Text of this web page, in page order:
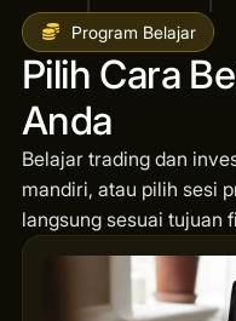
Program Belajar
Pilih Cara
Anda
Belajar trading dan
mandiri, atau pilih sesi
langsung sesuai tujuan